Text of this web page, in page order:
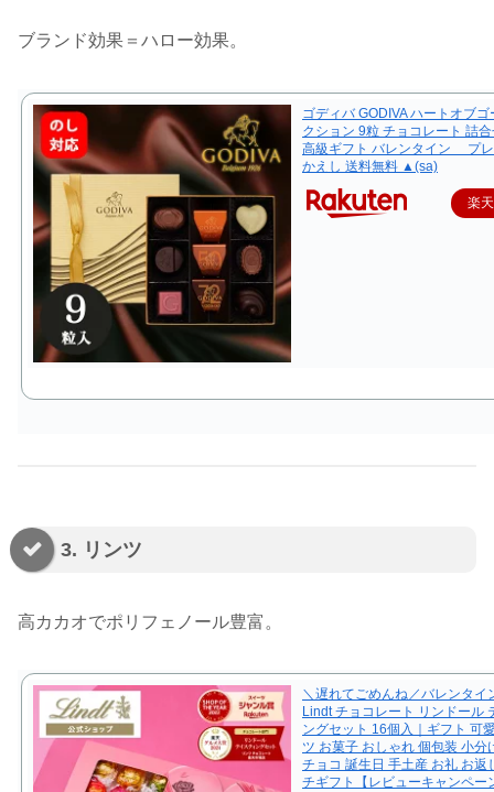
ブランド効果＝ハロー効果。
ゴディバ GODIVA ハートオブ
クション 9粒 チョコレート 詰
高級ギフト バレンタイン プ
かえし 送料無料 ▲(sa)
楽
3. リンツ
高カカオでポリフェノール豊富。
＼遅れてごめんね／バレンタイ
Lindt チョコレート リンドール
ングセット 16個入｜ギフト 可
ツ お菓子 おしゃれ 個包装 小分
チョコ 誕生日 手土産 お礼 お返
チギフト【レビューキャンペー